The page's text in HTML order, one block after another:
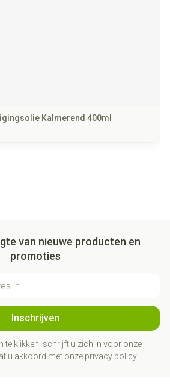
Kalmerend 400ml
van nieuwe producten en
promoties
Inschrijven
te klikken, schrijft u zich in voor onze
u akkoord met onze privacy policy.